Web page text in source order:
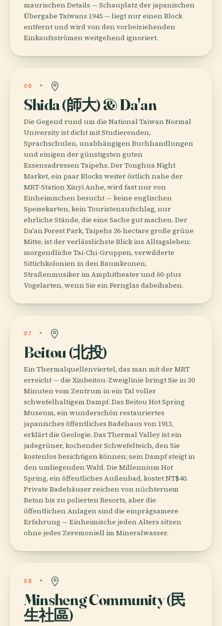
maurischen Details — Schauplatz der japanischen
Übergabe Taiwans 1945 — liegt nur einen Block
entfernt und wird von den vorbeiziehenden
Einkaufsströmen weitgehend ignoriert.
06
Shida (師大) & Da'an
Die Gegend rund um die National Taiwan Normal
University ist dicht mit Studierenden,
Sprachschulen, unabhängigen Buchhandlungen
und einigen der günstigsten guten
Essensadressen Taipehs. Der Tonghua Night
Market, ein paar Blocks weiter östlich nahe der
MRT-Station Xinyi Anhe, wird fast nur von
Einheimischen besucht — keine englischen
Speisekarten, kein Touristenaufschlag, nur
ehrliche Stände, die eine Sache gut machen. Der
Da'an Forest Park, Taipehs 26-hectare große grüne
Mitte, ist der verlässlichste Blick ins Alltagsleben:
morgendliche Tai-Chi-Gruppen, verwilderte
Sittichkolonien in den Baumkronen,
Straßenmusiker im Amphitheater und 60-plus
Vogelarten, wenn Sie ein Fernglas dabeihaben.
07
Beitou (北投)
Ein Thermalquellenviertel, das man mit der MRT
erreicht — die Xinbeitou-Zweiglinie bringt Sie in 30
Minuten vom Zentrum in ein Tal voller
schwefelhaltigem Dampf. Das Beitou Hot Spring
Museum, ein wunderschön restauriertes
japanisches öffentliches Badehaus von 1913,
erklärt die Geologie. Das Thermal Valley ist ein
jadegrüner, kochender Schwefelteich, den Sie
kostenlos besichtigen können; sein Dampf steigt in
den umliegenden Wald. Die Millennium Hot
Spring, ein öffentliches Außenbad, kostet NT$40.
Private Badehäuser reichen von nüchternem
Beton bis zu polierten Resorts, aber die
öffentlichen Anlagen sind die einprägsamere
Erfahrung — Einheimische jeden Alters sitzen
ohne jedes Zeremoniell im Mineralwasser.
08
Minsheng Community (民
生社區)